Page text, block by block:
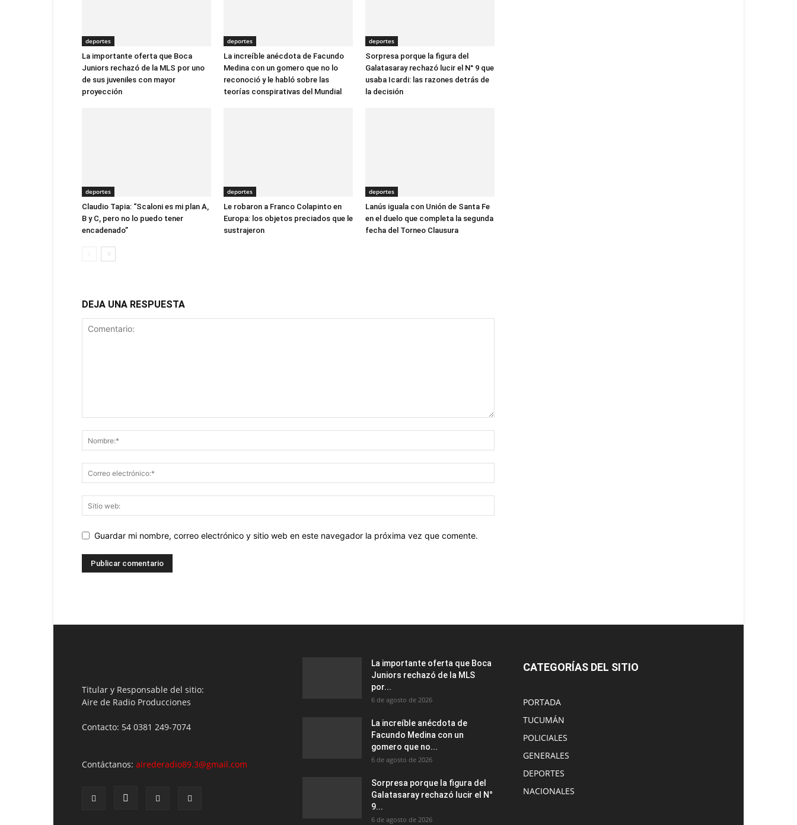
deportes
La importante oferta que Boca
Juniors rechazó de la MLS por uno
de sus juveniles con mayor
proyección
deportes
La increíble anécdota de Facundo
Medina con un gomero que no lo
reconoció y le habló sobre las
teorías conspirativas del Mundial
deportes
Sorpresa porque la figura del
Galatasaray rechazó lucir el N° 9 que
usaba Icardi: las razones detrás de
la decisión
deportes
Claudio Tapia: “Scaloni es mi plan A,
B y C, pero no lo puedo tener
encadenado”
deportes
Le robaron a Franco Colapinto en
Europa: los objetos preciados que le
sustrajeron
deportes
Lanús iguala con Unión de Santa Fe
en el duelo que completa la segunda
fecha del Torneo Clausura
DEJA UNA RESPUESTA
Guardar mi nombre, correo electrónico y sitio web en este navegador la próxima vez que comente.
Titular y Responsable del sitio:
Aire de Radio Producciones
Contacto: 54 0381 249-7074
Contáctanos: airederadio89.3@gmail.com
La importante oferta que Boca
Juniors rechazó de la MLS
por...
6 de agosto de 2026
La increíble anécdota de
Facundo Medina con un
gomero que no...
6 de agosto de 2026
Sorpresa porque la figura del
Galatasaray rechazó lucir el N°
9...
6 de agosto de 2026
CATEGORÍAS DEL SITIO
PORTADA
TUCUMÁN
POLICIALES
GENERALES
DEPORTES
NACIONALES